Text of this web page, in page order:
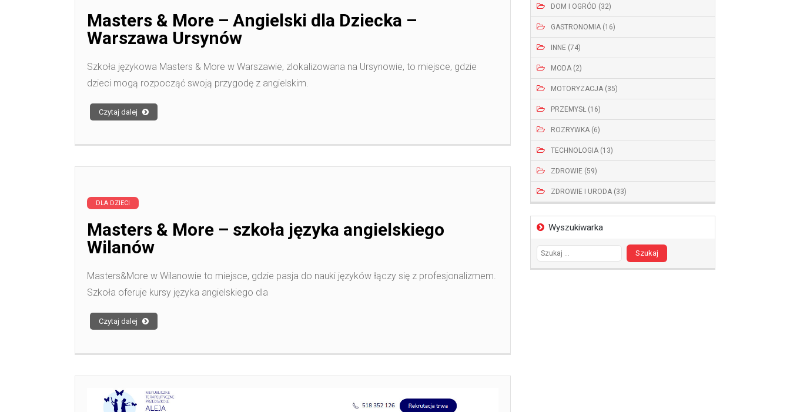
DOM I OGRÓD (32)
GASTRONOMIA (16)
INNE (74)
MODA (2)
MOTORYZACJA (35)
PRZEMYSŁ (16)
ROZRYWKA (6)
TECHNOLOGIA (13)
ZDROWIE (59)
ZDROWIE I URODA (33)
Wyszukiwarka
Szukaj:
Masters & More – Angielski dla Dziecka –
Warszawa Ursynów
Szkoła językowa Masters & More w Warszawie, zlokalizowana na Ursynowie, to miejsce, gdzie
dzieci mogą rozpocząć swoją przygodę z angielskim.
Czytaj dalej
DLA DZIECI
Masters & More – szkoła języka angielskiego
Wilanów
Masters&More w Wilanowie to miejsce, gdzie pasja do nauki języków łączy się z profesjonalizmem.
Szkoła oferuje kursy języka angielskiego dla
Czytaj dalej